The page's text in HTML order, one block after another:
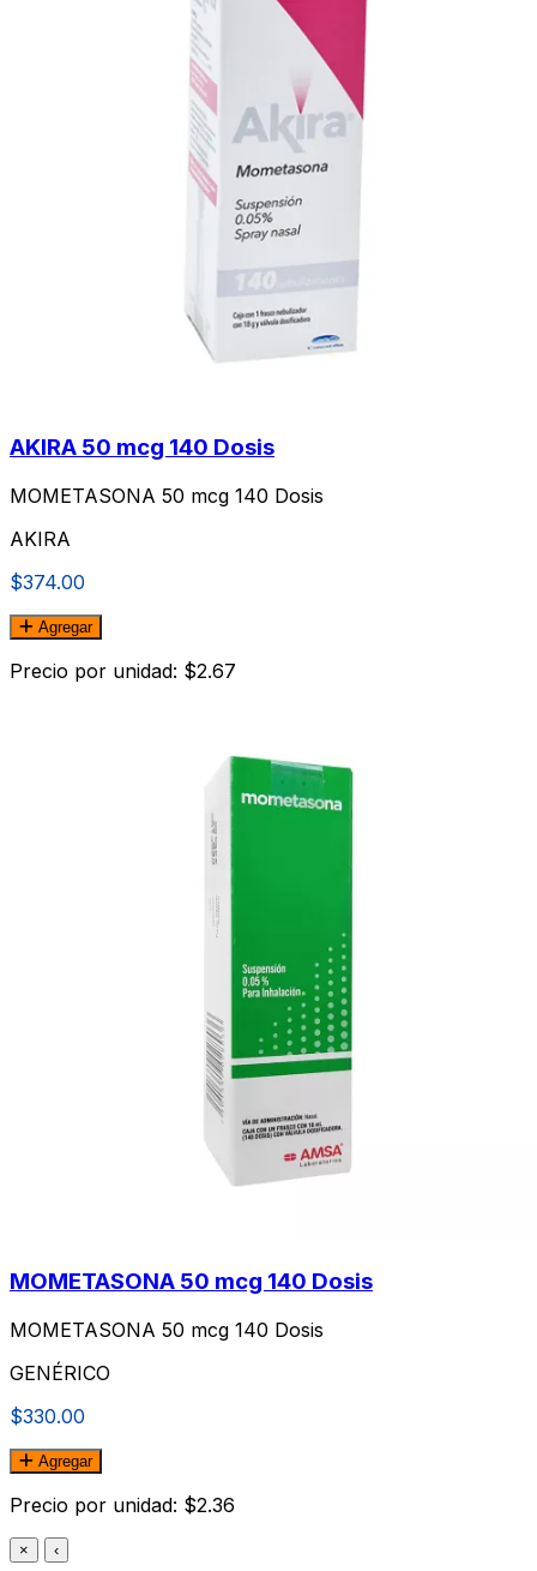
AKIRA 50 mcg 140 Dosis
MOMETASONA 50 mcg 140 Dosis
AKIRA
$374.00
Agregar
Precio por unidad: $2.67
MOMETASONA 50 mcg 140 Dosis
MOMETASONA 50 mcg 140 Dosis
GENÉRICO
$330.00
Agregar
Precio por unidad: $2.36
× ‹